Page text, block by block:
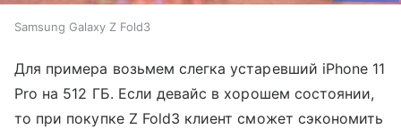
Samsung Galaxy Z Fold3
Для примера возьмем слегка устаревший iPhone 11
Pro на 512 ГБ. Если девайс в хорошем состоянии,
то при покупке Z Fold3 клиент сможет сэкономить